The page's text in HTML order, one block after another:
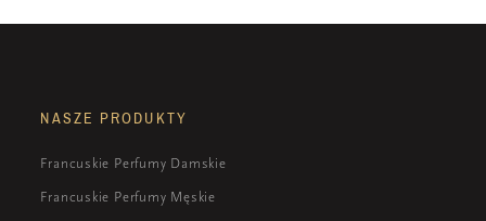
NASZE PRODUKTY
Francuskie Perfumy Damskie
Francuskie Perfumy Męskie